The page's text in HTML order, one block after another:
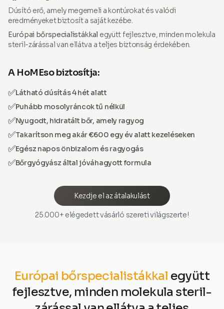
Dúsító erő, amely megemeli a kontúrokat és valódi
eredményeket biztosít a saját kezébe.
Európai bőrspecialistákkal együtt fejlesztve, minden molekula
steril-zárással van ellátva a teljes biztonság érdekében.
A HoMEso biztosítja:
✅Látható dúsítás 4 hét alatt
✅Puhább mosolyráncok tű nélkül
✅Nyugodt, hidratált bőr, amely ragyog
✅Takarítson meg akár €600 egy év alatt kezeléseken
✅Egész napos önbizalom és ragyogás
✅Bőrgyógyász által jóváhagyott formula
Kezdje el az átalakulást
25.000+ elégedett vásárló szereti világszerte!
Európai bőrspecialistákkal együtt
fejlesztve, minden molekula steril-